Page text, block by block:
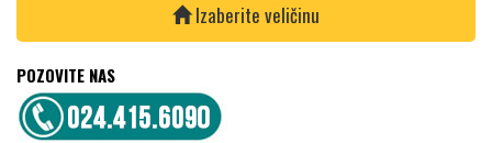
Izaberite veličinu
POZOVITE NAS